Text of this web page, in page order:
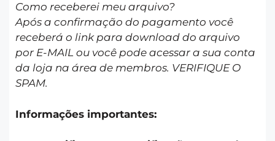
Como receberei meu arquivo?
Após a confirmação do pagamento você
receberá o link para download do arquivo
por E-MAIL ou você pode acessar a sua conta
da loja na área de membros. VERIFIQUE O
SPAM.
Informações importantes: